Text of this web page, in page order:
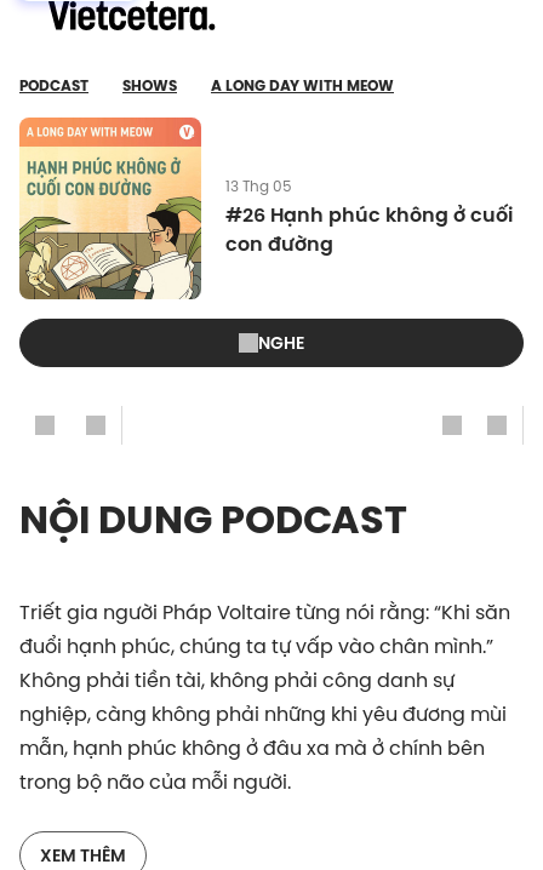
PODCAST SHOWS A LONG DAY WITH MEOW
13 Thg 05
#26 Hạnh phúc không ở cuối
con đường
NGHE
NỘI DUNG PODCAST
Triết gia người Pháp Voltaire từng nói rằng: “Khi săn
đuổi hạnh phúc, chúng ta tự vấp vào chân mình.”
Không phải tiền tài, không phải công danh sự
nghiệp, càng không phải những khi yêu đương mùi
mẫn, hạnh phúc không ở đâu xa mà ở chính bên
trong bộ não của mỗi người.
Bên trong chúng ta tồn tại một thứ hóc môn diệu kì
XEM THÊM